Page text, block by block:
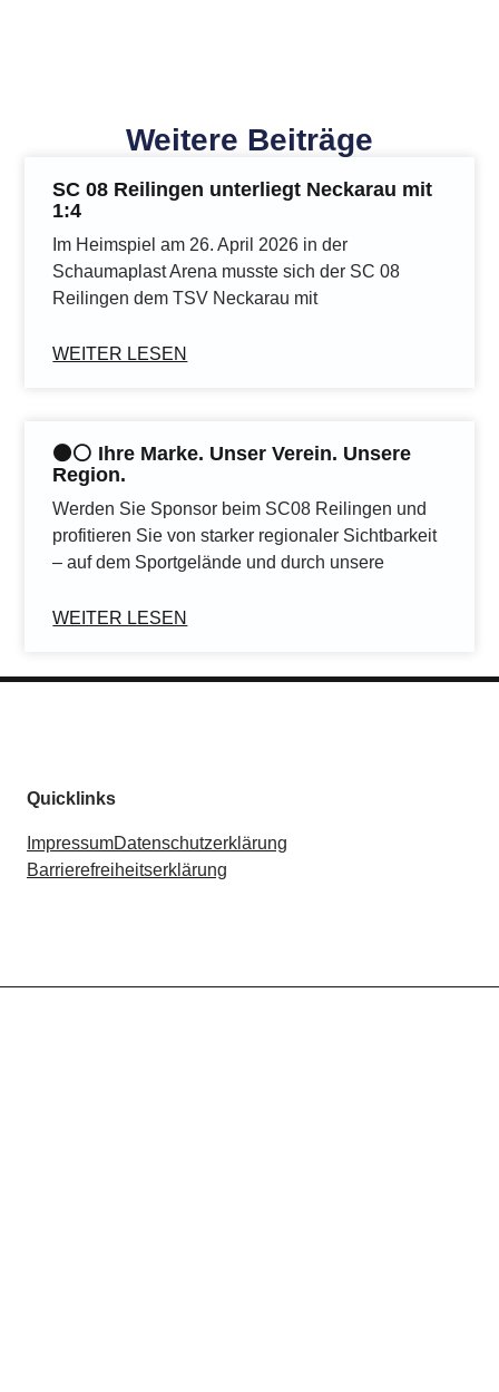
Weitere Beiträge
SC 08 Reilingen unterliegt Neckarau mit
1:4
Im Heimspiel am 26. April 2026 in der
Schaumaplast Arena musste sich der SC 08
Reilingen dem TSV Neckarau mit
WEITER LESEN
⚫️⚪️ Ihre Marke. Unser Verein. Unsere
Region.
Werden Sie Sponsor beim SC08 Reilingen und
profitieren Sie von starker regionaler Sichtbarkeit
– auf dem Sportgelände und durch unsere
WEITER LESEN
Quicklinks
ImpressumDatenschutzerklärung
Barrierefreiheitserklärung